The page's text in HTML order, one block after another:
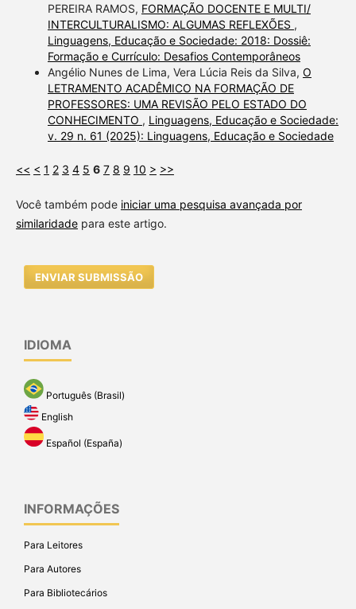
PEREIRA RAMOS, FORMAÇÃO DOCENTE E MULTI/
INTERCULTURALISMO: ALGUMAS REFLEXÕES ,
Linguagens, Educação e Sociedade: 2018: Dossiê:
Formação e Currículo: Desafios Contemporâneos
Angélio Nunes de Lima, Vera Lúcia Reis da Silva, O
LETRAMENTO ACADÊMICO NA FORMAÇÃO DE
PROFESSORES: UMA REVISÃO PELO ESTADO DO
CONHECIMENTO , Linguagens, Educação e Sociedade:
v. 29 n. 61 (2025): Linguagens, Educação e Sociedade
<< < 1 2 3 4 5 6 7 8 9 10 > >>
Você também pode iniciar uma pesquisa avançada por
similaridadepara este artigo.
ENVIAR SUBMISSÃO
IDIOMA
Português (Brasil)
English
Español (España)
INFORMAÇÕES
Para Leitores
Para Autores
Para Bibliotecários